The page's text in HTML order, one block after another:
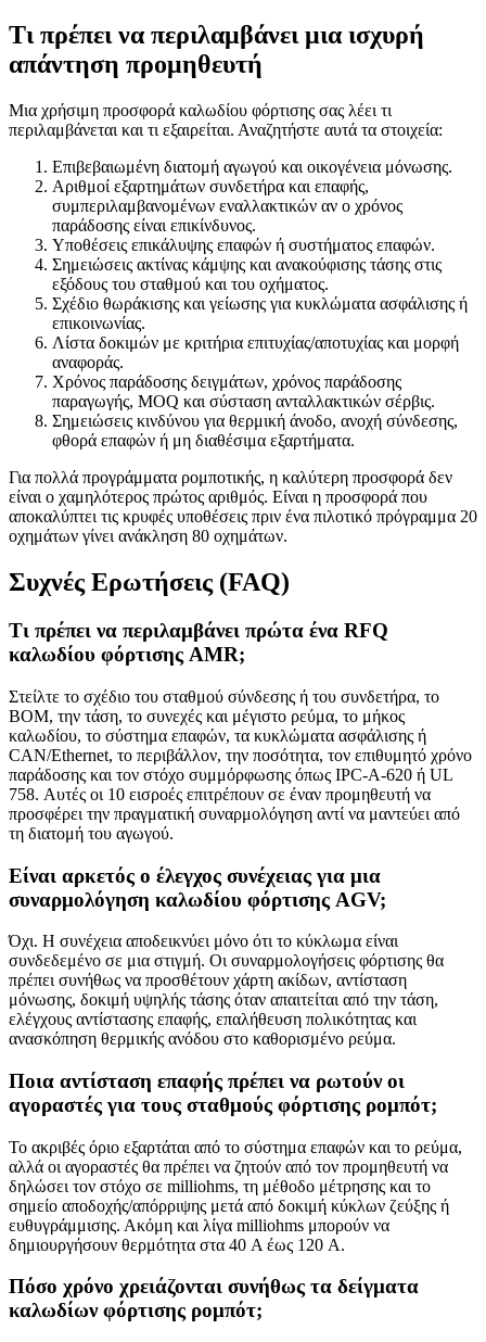
Τι πρέπει να περιλαμβάνει μια ισχυρή
απάντηση προμηθευτή
Μια χρήσιμη προσφορά καλωδίου φόρτισης σας λέει τι
περιλαμβάνεται και τι εξαιρείται. Αναζητήστε αυτά τα στοιχεία:
Επιβεβαιωμένη διατομή αγωγού και οικογένεια μόνωσης.
Αριθμοί εξαρτημάτων συνδετήρα και επαφής,
συμπεριλαμβανομένων εναλλακτικών αν ο χρόνος
παράδοσης είναι επικίνδυνος.
Υποθέσεις επικάλυψης επαφών ή συστήματος επαφών.
Σημειώσεις ακτίνας κάμψης και ανακούφισης τάσης στις
εξόδους του σταθμού και του οχήματος.
Σχέδιο θωράκισης και γείωσης για κυκλώματα ασφάλισης ή
επικοινωνίας.
Λίστα δοκιμών με κριτήρια επιτυχίας/αποτυχίας και μορφή
αναφοράς.
Χρόνος παράδοσης δειγμάτων, χρόνος παράδοσης
παραγωγής, MOQ και σύσταση ανταλλακτικών σέρβις.
Σημειώσεις κινδύνου για θερμική άνοδο, ανοχή σύνδεσης,
φθορά επαφών ή μη διαθέσιμα εξαρτήματα.
Για πολλά προγράμματα ρομποτικής, η καλύτερη προσφορά δεν
είναι ο χαμηλότερος πρώτος αριθμός. Είναι η προσφορά που
αποκαλύπτει τις κρυφές υποθέσεις πριν ένα πιλοτικό πρόγραμμα 20
οχημάτων γίνει ανάκληση 80 οχημάτων.
Συχνές Ερωτήσεις (FAQ)
Τι πρέπει να περιλαμβάνει πρώτα ένα RFQ
καλωδίου φόρτισης AMR;
Στείλτε το σχέδιο του σταθμού σύνδεσης ή του συνδετήρα, το
BOM, την τάση, το συνεχές και μέγιστο ρεύμα, το μήκος
καλωδίου, το σύστημα επαφών, τα κυκλώματα ασφάλισης ή
CAN/Ethernet, το περιβάλλον, την ποσότητα, τον επιθυμητό χρόνο
παράδοσης και τον στόχο συμμόρφωσης όπως IPC-A-620 ή UL
758. Αυτές οι 10 εισροές επιτρέπουν σε έναν προμηθευτή να
προσφέρει την πραγματική συναρμολόγηση αντί να μαντεύει από
τη διατομή του αγωγού.
Είναι αρκετός ο έλεγχος συνέχειας για μια
συναρμολόγηση καλωδίου φόρτισης AGV;
Όχι. Η συνέχεια αποδεικνύει μόνο ότι το κύκλωμα είναι
συνδεδεμένο σε μια στιγμή. Οι συναρμολογήσεις φόρτισης θα
πρέπει συνήθως να προσθέτουν χάρτη ακίδων, αντίσταση
μόνωσης, δοκιμή υψηλής τάσης όταν απαιτείται από την τάση,
ελέγχους αντίστασης επαφής, επαλήθευση πολικότητας και
ανασκόπηση θερμικής ανόδου στο καθορισμένο ρεύμα.
Ποια αντίσταση επαφής πρέπει να ρωτούν οι
αγοραστές για τους σταθμούς φόρτισης ρομπότ;
Το ακριβές όριο εξαρτάται από το σύστημα επαφών και το ρεύμα,
αλλά οι αγοραστές θα πρέπει να ζητούν από τον προμηθευτή να
δηλώσει τον στόχο σε milliohms, τη μέθοδο μέτρησης και το
σημείο αποδοχής/απόρριψης μετά από δοκιμή κύκλων ζεύξης ή
ευθυγράμμισης. Ακόμη και λίγα milliohms μπορούν να
δημιουργήσουν θερμότητα στα 40 A έως 120 A.
Πόσο χρόνο χρειάζονται συνήθως τα δείγματα
καλωδίων φόρτισης ρομπότ;